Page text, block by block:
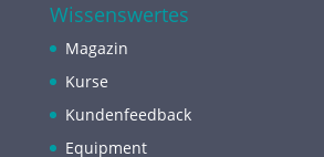
Wissenswertes
Magazin
Kurse
Kundenfeedback
Equipment